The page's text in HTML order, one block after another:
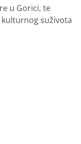
u Gorici, te
suživota